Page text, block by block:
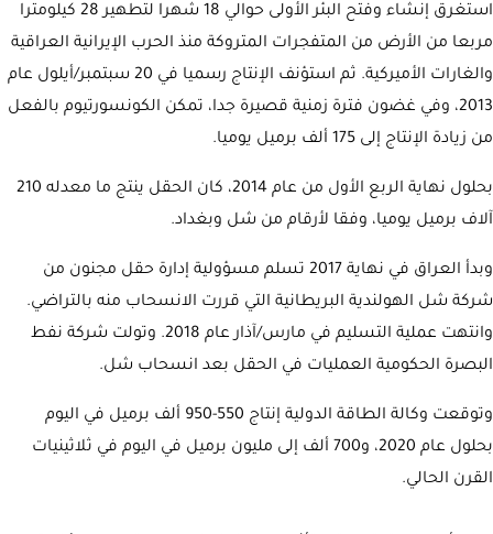
استغرق إنشاء وفتح البئر الأولى حوالي 18 شهرا لتطهير 28 كيلومترا
مربعا من الأرض من المتفجرات المتروكة منذ الحرب الإيرانية العراقية
والغارات الأميركية. ثم استؤنف الإنتاج رسميا في 20 سبتمبر/أيلول عام
2013، وفي غضون فترة زمنية قصيرة جدا، تمكن الكونسورتيوم بالفعل
من زيادة الإنتاج إلى 175 ألف برميل يوميا.
بحلول نهاية الربع الأول من عام 2014، كان الحقل ينتج ما معدله 210
آلاف برميل يوميا، وفقا لأرقام من شل وبغداد.
وبدأ العراق في نهاية 2017 تسلم مسؤولية إدارة حقل مجنون من
شركة شل الهولندية البريطانية التي قررت الانسحاب منه بالتراضي.
وانتهت عملية التسليم في مارس/آذار عام 2018. وتولت شركة نفط
البصرة الحكومية العمليات في الحقل بعد انسحاب شل.
وتوقعت وكالة الطاقة الدولية إنتاج 550-950 ألف برميل في اليوم
بحلول عام 2020، و700 ألف إلى مليون برميل في اليوم في ثلاثينيات
القرن الحالي.